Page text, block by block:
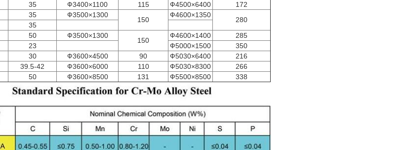
35 Ф3400×1100 115 Ф4500×6400
172
35 Ф3500×1300
150
Ф4600×1350
280
35
50 Ф3500×1300
150
Ф4600×1400
285
23 Ф5000×1500
350
30 Ф3600×4500 90 Ф5030×6400
216
39.5-42 Ф3600×6000 110 Ф5030×8300
266
50 Ф3600×8500 131 Ф5500×8500 338